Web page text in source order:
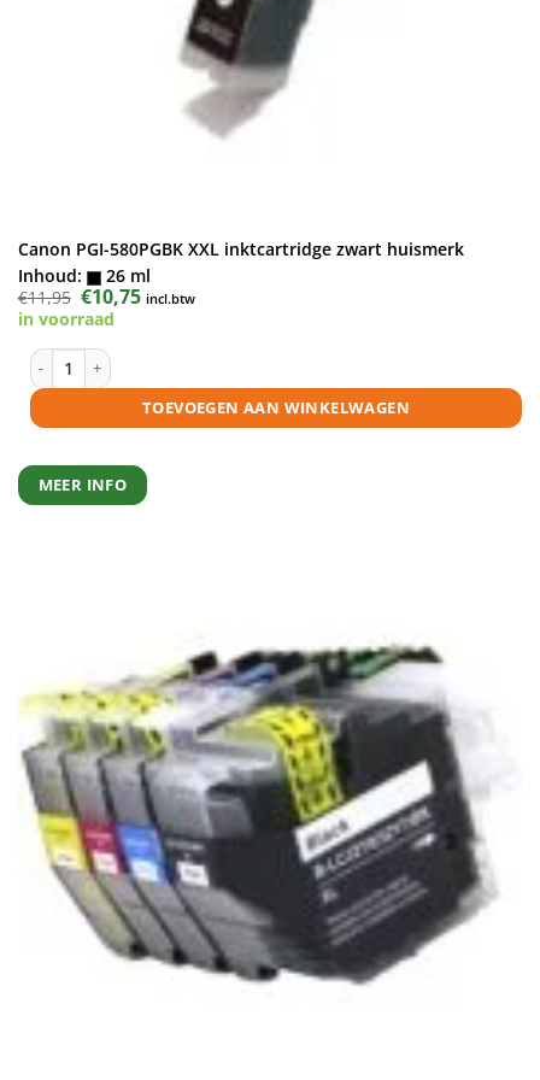
Canon PGI-580PGBK XXL inktcartridge zwart huismerk
Inhoud:
26 ml
€11,95 Oorspronkelijke
prijs
was:
€10,75Huidige
prijs
incl.btw
in voorraad
Canon PGI-580PGBK XXL inktcartridge zwart huismerk aantal
TOEVOEGEN AAN WINKELWAGEN
MEER INFO